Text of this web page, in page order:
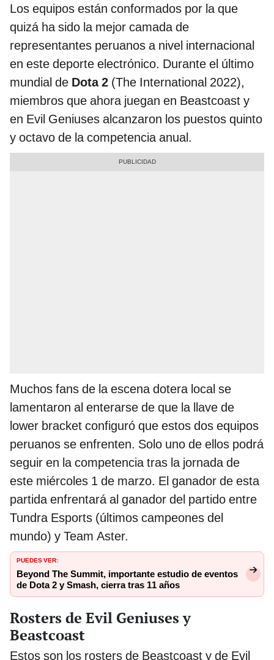
Los equipos están conformados por la que
quizá ha sido la mejor camada de
representantes peruanos a nivel internacional
en este deporte electrónico. Durante el último
mundial de Dota 2 (The International 2022),
miembros que ahora juegan en Beastcoast y
en Evil Geniuses alcanzaron los puestos quinto
y octavo de la competencia anual.
Muchos fans de la escena dotera local se
lamentaron al enterarse de que la llave de
lower bracket configuró que estos dos equipos
peruanos se enfrenten. Solo uno de ellos podrá
seguir en la competencia tras la jornada de
este miércoles 1 de marzo. El ganador de esta
partida enfrentará al ganador del partido entre
Tundra Esports (últimos campeones del
mundo) y Team Aster.
PUEDES VER:
Beyond The Summit, importante estudio de eventos
de Dota 2 y Smash, cierra tras 11 años
Rosters de Evil Geniuses y
Beastcoast
Estos son los rosters de Beastcoast y de Evil